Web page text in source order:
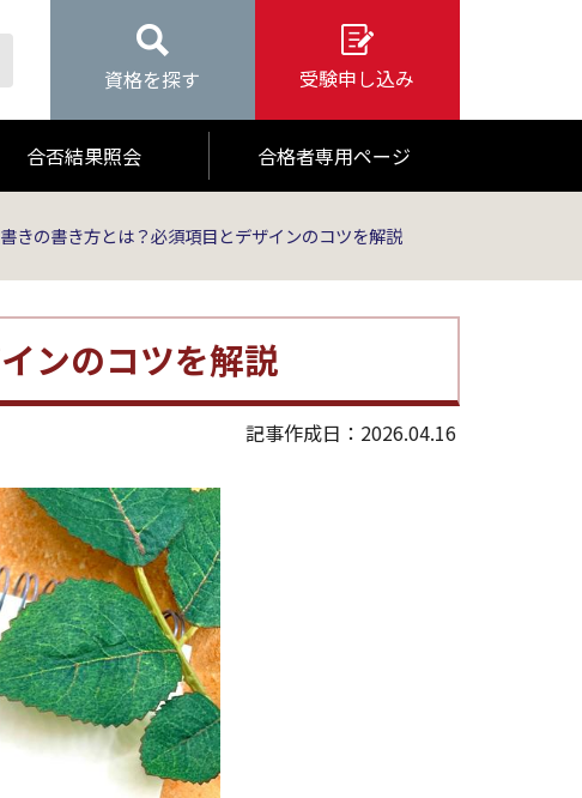
資格を探す 受験申し込み
合否結果照会 合格者専用ページ
きの書き方とは？必須項目とデザインのコツを解説
ンのコツを解説
記事作成日：2026.04.16